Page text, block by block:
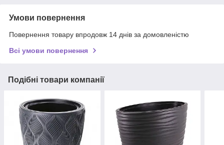
Умови повернення
Повернення товару впродовж 14 днів за домовленістю
Всі умови повернення
Подібні товари компанії